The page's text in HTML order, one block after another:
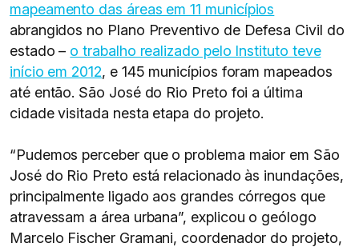
mapeamento das áreas em 11 municípios
abrangidos no Plano Preventivo de Defesa Civil do
estado – o trabalho realizado pelo Instituto teve
início em 2012, e 145 municípios foram mapeados
até então. São José do Rio Preto foi a última
cidade visitada nesta etapa do projeto.
“Pudemos perceber que o problema maior em São
José do Rio Preto está relacionado às inundações,
principalmente ligado aos grandes córregos que
atravessam a área urbana”, explicou o geólogo
Marcelo Fischer Gramani, coordenador do projeto,